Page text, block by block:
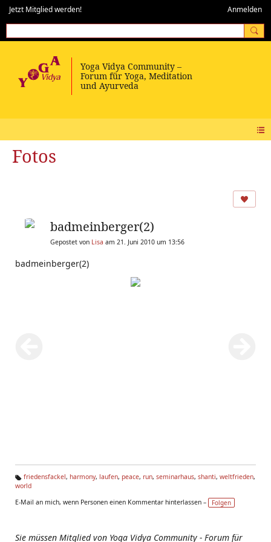
Jetzt Mitglied werden! Anmelden
Fotos
badmeinberger(2)
Gepostet von Lisa am 21. Juni 2010 um 13:56
badmeinberger(2)
Ta
s:
friedensfackel, harmony, laufen, peace, run, seminarhaus, shanti, weltfrieden,
world
E-Mail an mich, wenn Personen einen Kommentar hinterlassen –
Folgen
Sie müssen Mitglied von Yoga Vidya Community - Forum für